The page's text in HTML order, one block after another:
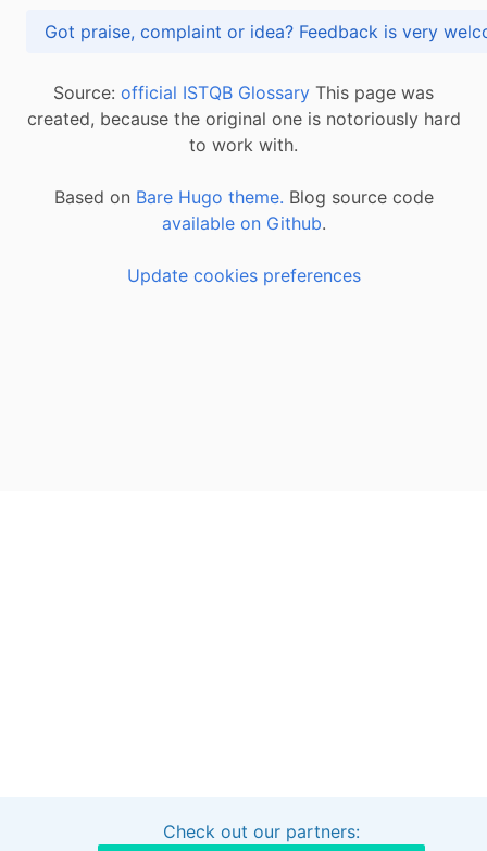
Got praise, complaint or idea? Feedback is
Source: official ISTQB Glossary This page was
created, because the original one is notoriously hard
to work with.
Based on Bare Hugo theme. Blog source code
available on Github.
Update cookies preferences
Interested in sponsoring this project?
Check out our partners: